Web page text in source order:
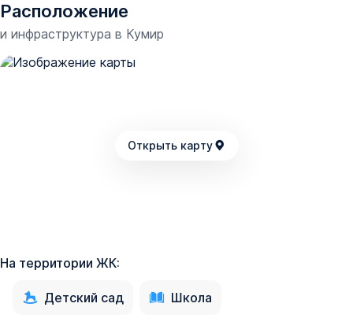
Расположение
и инфраструктура в Кумир
Открыть карту
На территории ЖК:
Детский сад Школа